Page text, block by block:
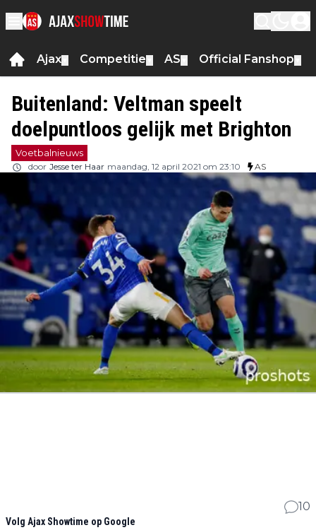
Ajax Competitie AS Official Fanshop
Buitenland: Veltman speelt
doelpuntloos gelijk met Brighton
Voetbalnieuws
door Jesse ter Haar maandag, 12 april 2021 om 23:10 AS
10
Volg Ajax Showtime op Google